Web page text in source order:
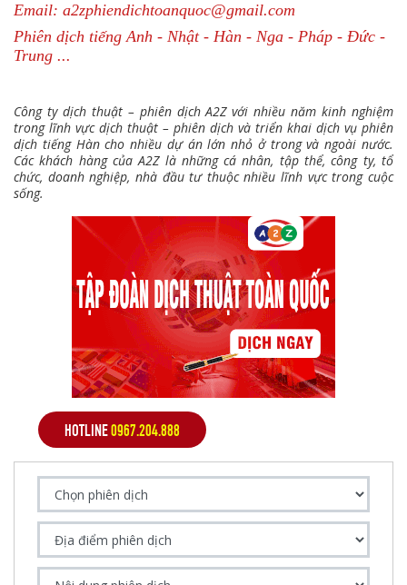
Email: a2zphiendichtoanquoc@gmail.com
Phiên dịch tiếng Anh - Nhật - Hàn - Nga - Pháp - Đức -
Trung ...
Công ty dịch thuật – phiên dịch A2Z với nhiều năm kinh nghiệm
trong lĩnh vực dịch thuật – phiên dịch và triển khai dịch vụ phiên
dịch tiếng Hàn cho nhiều dự án lớn nhỏ ở trong và ngoài nước.
Các khách hàng của A2Z là những cá nhân, tập thể, công ty, tổ
chức, doanh nghiệp, nhà đầu tư thuộc nhiều lĩnh vực trong cuộc
sống.
HOTLINE0967.204.888